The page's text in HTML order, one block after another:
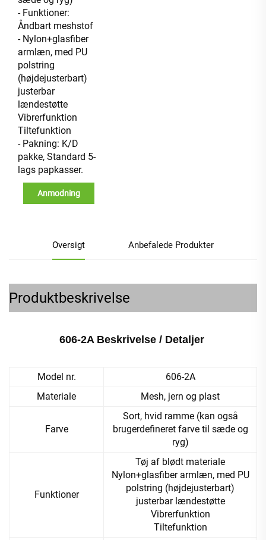
- Funktioner:
Åndbart meshstof
- Nylon+glasfiber
armlæn, med PU
polstring
(højdejusterbart)
justerbar
lændestøtte
Vibrerfunktion
Tiltefunktion
- Pakning: K/D
pakke, Standard 5-
lags papkasser.
Anmodning
Oversigt Anbefalede Produkter
Produktbeskrivelse
606-2A Beskrivelse / Detaljer
Model nr.
606-2A
Materiale
Mesh, jern og plast
Farve
Sort, hvid ramme (kan også
brugerdefineret farve til sæde og
ryg)
Funktioner
Tøj af blødt materiale
Nylon+glasfiber armlæn, med PU
polstring (højdejusterbart)
justerbar lændestøtte
Vibrerfunktion
Tiltefunktion